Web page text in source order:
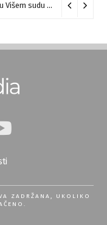
Suđenje u slučaju Danke Ilić biće u Višem sudu u Negotinu?
ZADRŽANA, UKOLIKO